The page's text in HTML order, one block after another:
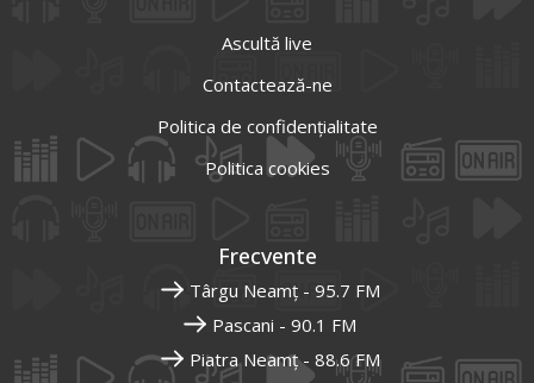
Ascultă live
Contactează-ne
Politica de confidențialitate
Politica cookies
Frecvente
Târgu Neamț - 95.7 FM
Pascani - 90.1 FM
Piatra Neamț - 88.6 FM